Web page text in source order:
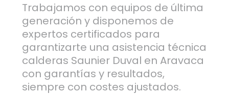
Trabajamos con equipos de última
generación y disponemos de
expertos certificados para
garantizarte una asistencia técnica
calderas Saunier Duval en Aravaca
con garantías y resultados,
siempre con costes ajustados.